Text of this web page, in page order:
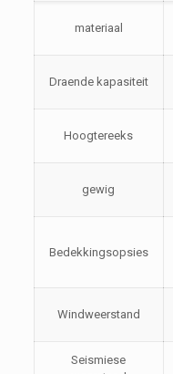
materiaal
Draende kapasiteit
Hoogtereeks
gewig
Bedekkingsopsies
Windweerstand
Seismiese